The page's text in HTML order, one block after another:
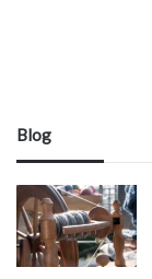
Blog